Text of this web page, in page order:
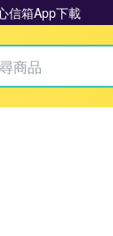
信箱App下載
賣